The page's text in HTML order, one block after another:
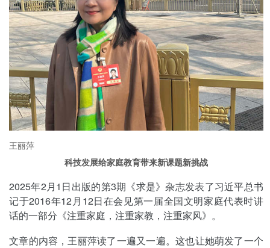
王丽萍
科技发展给家庭教育带来新课题新挑战
2025年2月1日出版的第3期《求是》杂志发表了习近平总书
记于2016年12月12日在会见第一届全国文明家庭代表时讲
话的一部分《注重家庭，注重家教，注重家风》。
文章的内容，王丽萍读了一遍又一遍。这也让她萌发了一个